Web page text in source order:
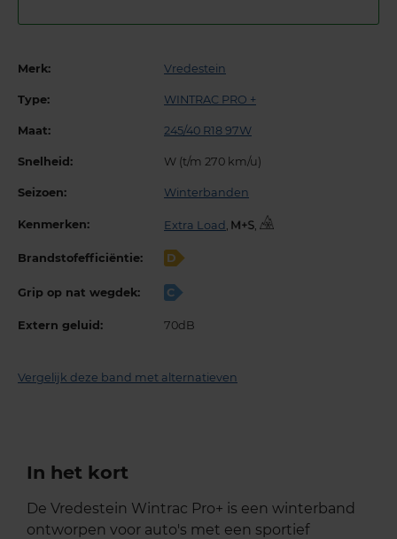
Merk: Vredestein
Type: WINTRAC PRO +
Maat: 245/40 R18 97W
Snelheid: W (t/m 270 km/u)
Seizoen: Winterbanden
Kenmerken: Extra Load ,
Brandstofefficiëntie: D
Grip op nat wegdek: C
Extern geluid: 70dB
Vergelijk deze band met alternatieven
In het kort
De Vredestein Wintrac Pro+ is een winterband
ontworpen voor auto's met een sportief